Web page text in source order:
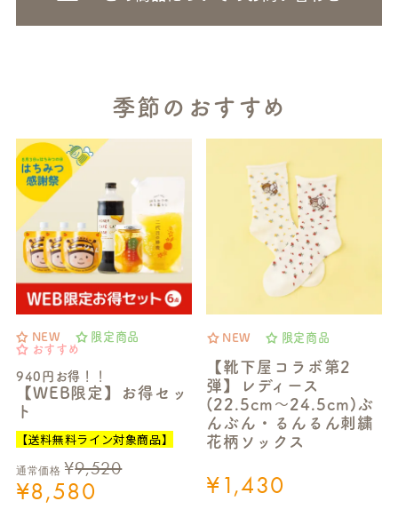
季節のおすすめ
NEW
限定商品
おすすめ
940円お得！！
【WEB限定】お得セッ
ト
【送料無料ライン対象商品】
通常価格 ¥9,520
¥8,580
NEW 限定商品
【靴下屋コラボ第2
弾】レディース
(22.5cm～24.5cm)ぶ
んぶん・るんるん刺繍
花柄ソックス
¥1,430